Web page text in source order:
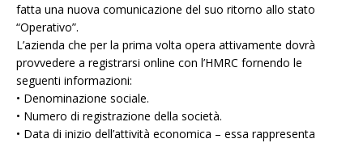
fatta una nuova comunicazione del suo ritorno allo stato
“Operativo”.
L’azienda che per la prima volta opera attivamente dovrà
provvedere a registrarsi online con l’HMRC fornendo le
seguenti informazioni:
• Denominazione sociale.
• Numero di registrazione della società.
• Data di inizio dell’attività economica – essa rappresenta